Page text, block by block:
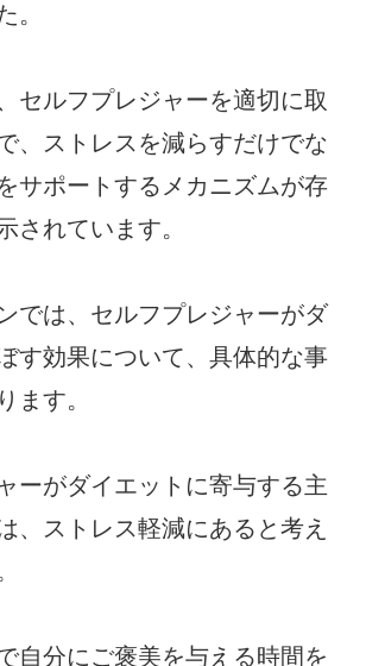
。
セルフプレジャーを適切に取
、ストレスを減らすだけでな
サポートするメカニズムが存
されています。
では、セルフプレジャーがダ
す効果について、具体的な事
ます。
ーがダイエットに寄与する主
、ストレス軽減にあると考え
自分にご褒美を与える時間を